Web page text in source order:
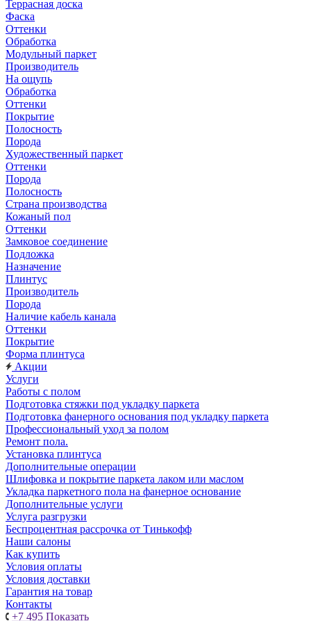
Террасная доска
Фаска
Оттенки
Обработка
Модульный паркет
Производитель
На ощупь
Обработка
Оттенки
Покрытие
Полосность
Порода
Художественный паркет
Оттенки
Порода
Полосность
Страна производства
Кожаный пол
Оттенки
Замковое соединение
Подложка
Назначение
Плинтус
Производитель
Порода
Наличие кабель канала
Оттенки
Покрытие
Форма плинтуса
Акции
Услуги
Работы с полом
Подготовка стяжки под укладку паркета
Подготовка фанерного основания под укладку паркета
Профессиональный уход за полом
Ремонт пола.
Установка плинтуса
Дополнительные операции
Шлифовка и покрытие паркета лаком или маслом
Укладка паркетного пола на фанерное основание
Дополнительные услуги
Услуга разгрузки
Беспроцентная рассрочка от Тинькофф
Наши салоны
Как купить
Условия оплаты
Условия доставки
Гарантия на товар
Контакты
+7 495 Показать